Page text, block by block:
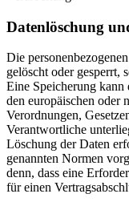
Datenlöschung
Die
gelöscht oder gesperrt,
Eine Speicherung kann
den europäischen oder
Verordnungen,
Verantwortliche
Löschung der Daten
genannten Normen
denn, dass eine
für einen